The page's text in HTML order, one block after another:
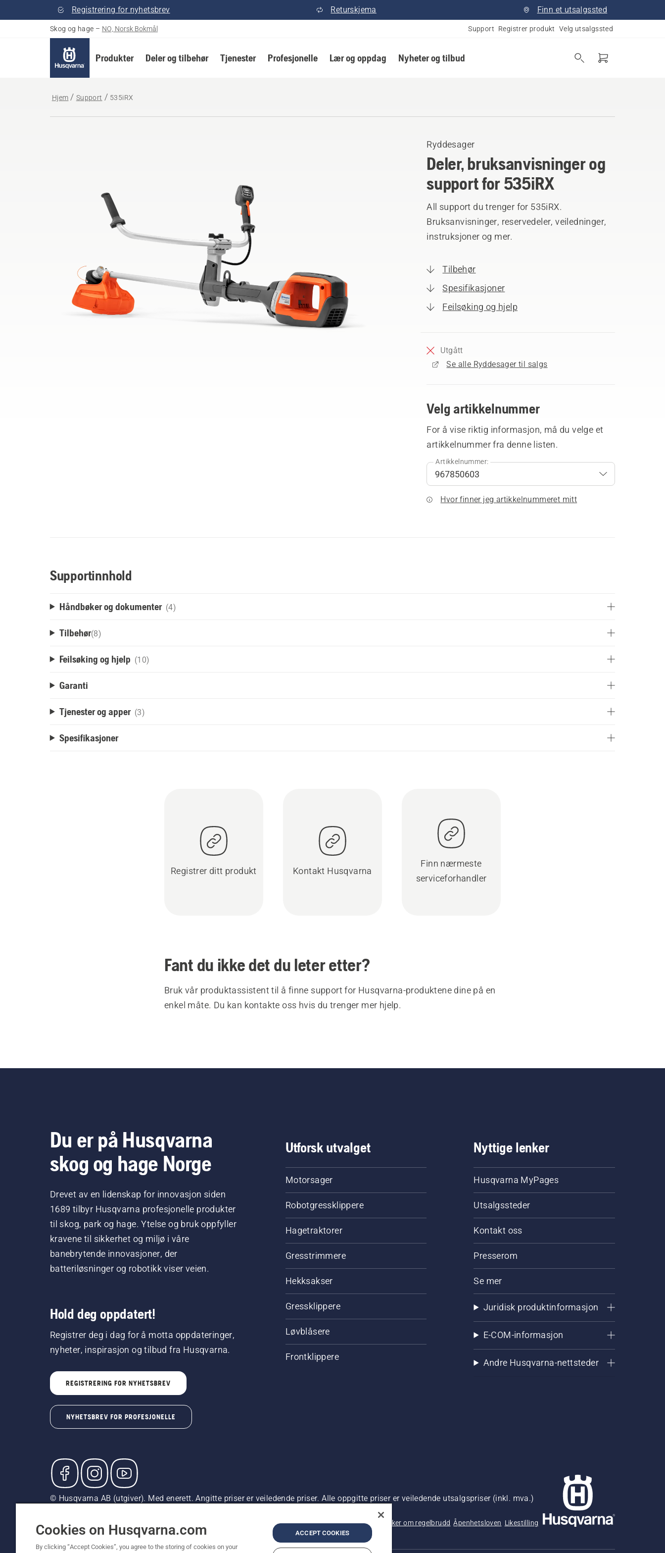
Registrering for nyhetsbrev Returskjema Finn et utsalgssted
Skog og hage – NO, Norsk Bokmål Support Registrer produkt Velg utsalgssted
Produkter Deler og tilbehør Tjenester Profesjonelle Lær og oppdag Nyheter og tilbud
Hjem Support 535iRX
Ryddesager
Deler, bruksanvisninger og
support for 535iRX
All support du trenger for 535iRX.
Bruksanvisninger, reservedeler, veiledninger,
instruksjoner og mer.
Tilbehør
Spesifikasjoner
Feilsøking og hjelp
Utgått
Se alle Ryddesager til salgs
Velg artikkelnummer
For å vise riktig informasjon, må du velge et
artikkelnummer fra denne listen.
Artikkelnummer:
Hvor finner jeg artikkelnummeret mitt
Supportinnhold
Håndbøker og dokumenter (4)
Tilbehør(8)
Feilsøking og hjelp (10)
Garanti
Tjenester og apper (3)
Spesifikasjoner
Registrer ditt produkt Kontakt Husqvarna
Finn nærmeste
serviceforhandler
Fant du ikke det du leter etter?
Bruk vår produktassistent til å finne support for Husqvarna-produktene dine på en
enkel måte. Du kan kontakte oss hvis du trenger mer hjelp.
Du er på Husqvarna
skog og hage Norge
Drevet av en lidenskap for innovasjon siden
1689 tilbyr Husqvarna profesjonelle produkter
til skog, park og hage. Ytelse og bruk oppfyller
kravene til sikkerhet og miljø i våre
banebrytende innovasjoner, der
batteriløsninger og robotikk viser veien.
Hold deg oppdatert!
Registrer deg i dag for å motta oppdateringer,
nyheter, inspirasjon og tilbud fra Husqvarna.
REGISTRERING FOR NYHETSBREV
NYHETSBREV FOR PROFESJONELLE
Utforsk utvalget
Motorsager
Robotgressklippere
Hagetraktorer
Gresstrimmere
Hekksakser
Gressklippere
Løvblåsere
Frontklippere
Nyttige lenker
Husqvarna MyPages
Utsalgssteder
Kontakt oss
Presserom
Se mer
Juridisk produktinformasjon
E-COM-informasjon
Andre Husqvarna-nettsteder
© Husqvarna AB (utgiver). Med enerett. Angitte priser er veiledende priser. Alle oppgitte priser er veiledende utsalgspriser (inkl. mva.)
Erklæring om informasjonskapsler Personvernbetingelser Imprint Rapportering av mistanker om regelbrudd Åpenhetsloven Likestilling
Cookies on Husqvarna.com
By clicking “Accept Cookies”, you agree to the storing of cookies on your
ACCEPT COOKIES